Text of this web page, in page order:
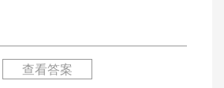
查看答案